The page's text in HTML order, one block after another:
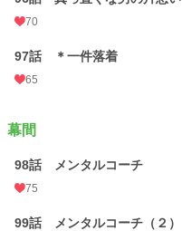
70
97話 ＊一件落着
65
幕間
98話 メンタルコーチ
75
99話 メンタルコーチ（２）